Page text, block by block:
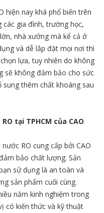
hiện nay khá phổ biến trên
gia đình, trường học,
nhà xưởng mà kể cả ở
và dễ lắp đặt mọi nơi thì
lựa, tuy nhiên do không
sẽ không đảm bảo cho sức
sung thêm chất khoáng sau
tại TPHCM của CAO
RO cung cấp bởi CAO
bảo chất lượng. Sản
sử dụng là an toàn và
sản phẩm cuối cùng.
năm kinh nghiệm trong
có kiến thức và kỹ thuật